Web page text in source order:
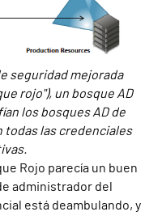
seguridad mejorada
rojo"), un bosque AD
los bosques AD de
todas las credenciales
Rojo parecía un buen
administrador del
está deambulando, y